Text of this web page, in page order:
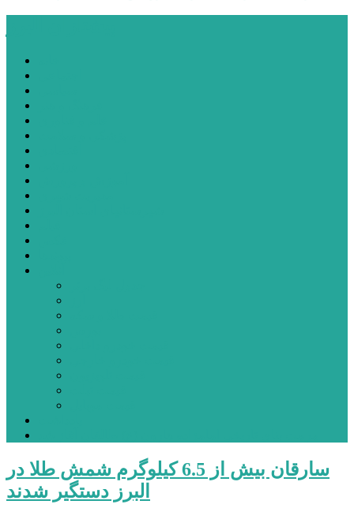
سارقان بیش از 6.5 کیلوگرم شمش طلا در
البرز دستگیر شدند